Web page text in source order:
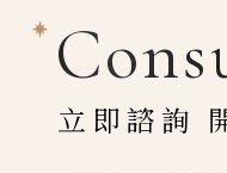
立即諮詢